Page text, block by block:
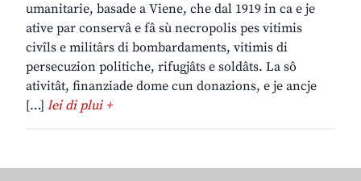
umanitarie, basade a Viene, che dal 1919 in ca e je
ative par conservâ e fâ sù necropolis pes vitimis
civîls e militârs di bombardaments, vitimis di
persecuzion politiche, rifugjâts e soldâts. La sô
ativitât, finanziade dome cun donazions, e je ancje
[…] lei di plui +